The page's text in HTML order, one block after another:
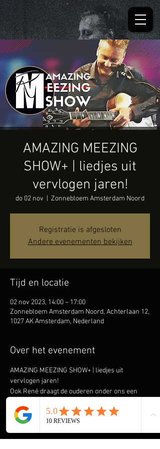
AMAZING MEEZING
SHOW+ | liedjes uit
vervlogen jaren!
do 02 nov Zonnebloem Amsterdam Noord
Registratie is afgesloten
Andere evenementen bekijken
Tijd en locatie
02 nov 2023, 14:00 – 17:00
Zonnebloem Amsterdam Noord, Achterlaan 12,
1027 AK Amsterdam, Nederland
Over het evenement
AMAZING MEEZING SHOW+ | liedjes uit
vervlogen jaren!
Ook René draagt de ouderen onder ons een
om hen een onvergetelijke ochtend of middag
te bezorgen. Speciaal heeft hij de AMAZING
MEEZING SHOW+ samengesteld met liedjes uit